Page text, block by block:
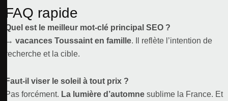
FAQ rapide
Quel est le meilleur mot-clé principal SEO ?
→ vacances Toussaint en famille. Il reflète l’intention de
recherche et la cible.
Faut-il viser le soleil à tout prix ?
Pas forcément. La lumière d’automne sublime la France. Et